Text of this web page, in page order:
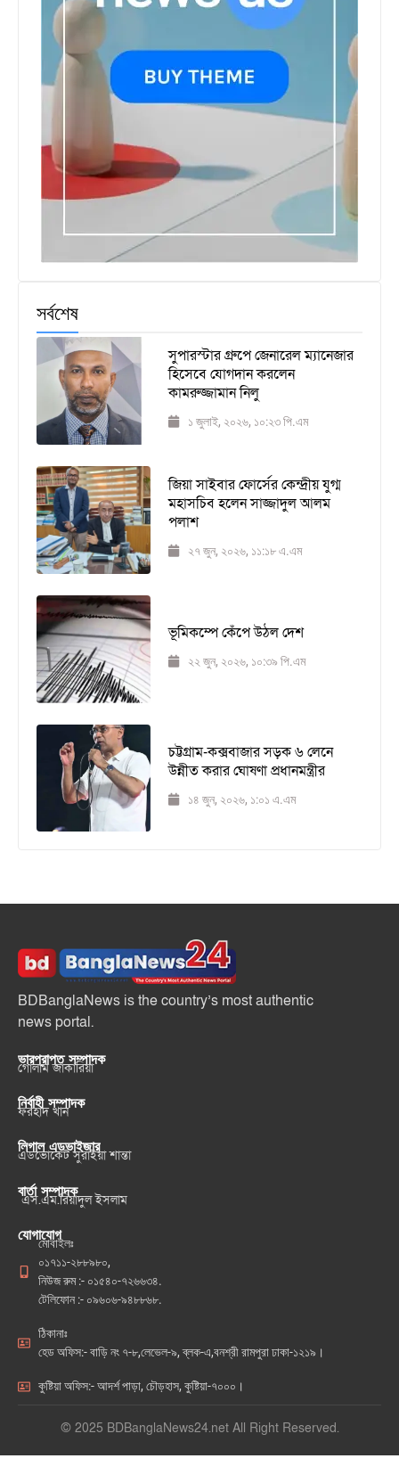
সর্বশেষ
সুপারস্টার গ্রুপে জেনারেল ম্যানেজার
হিসেবে যোগদান করলেন
কামরুজ্জামান নিলু
১ জুলাই, ২০২৬, ১০:২৩ পি.এম
জিয়া সাইবার ফোর্সের কেন্দ্রীয় যুগ্ম
মহাসচিব হলেন সাজ্জাদুল আলম
পলাশ
২৭ জুন, ২০২৬, ১১:১৮ এ.এম
ভূমিকম্পে কেঁপে উঠল দেশ
২২ জুন, ২০২৬, ১০:৩৯ পি.এম
চট্টগ্রাম-কক্সবাজার সড়ক ৬ লেনে
উন্নীত করার ঘোষণা প্রধানমন্ত্রীর
১৪ জুন, ২০২৬, ১:০১ এ.এম
BDBanglaNews is the country’s most authentic
news portal.
ভারপ্রাপ্ত সম্পাদক
গোলাম জাকারিয়া
নির্বাহী সম্পাদক
ফরহাদ খান
লিগাল এডভাইজার
এডভোকেট সুরাইয়া শান্তা
বার্তা সম্পাদক
এস.এম.রিয়াদুল ইসলাম
যোগাযোগ
মোবাইলঃ
০১৭১১-২৮৮৯৮০,
নিউজ রুম :- ০১৫৪০-৭২৬৬৩৪.
টেলিফোন :- ০৯৬০৬-৯৪৮৮৬৮.
ঠিকানাঃ
হেড অফিস:- বাড়ি নং ৭-৮,লেভেল-৯, ব্লক-এ,বনশ্রী রামপুরা ঢাকা-১২১৯।
কুষ্টিয়া অফিস:- আদর্শ পাড়া, চৌড়হাস, কুষ্টিয়া-৭০০০।
© 2025 BDBanglaNews24.net All Right Reserved.